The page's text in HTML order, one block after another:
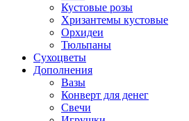
Кустовые розы
Хризантемы кустовые
Орхидеи
Тюльпаны
Сухоцветы
Дополнения
Вазы
Конверт для денег
Свечи